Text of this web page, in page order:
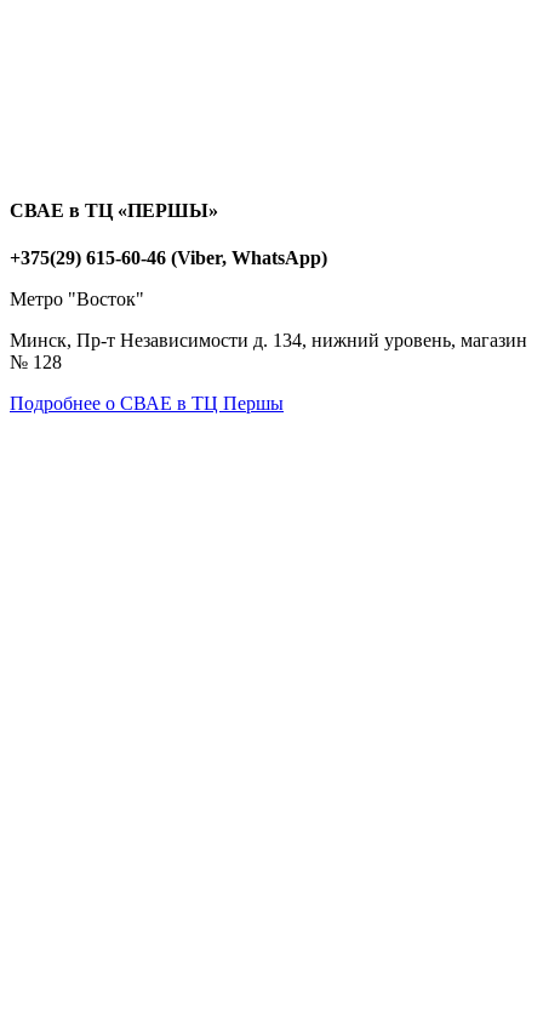
СВАЕ в ТЦ «ПЕРШЫ»
+375(29) 615-60-46 (Viber, WhatsApp)
Метро "Восток"
Минск, Пр-т Независимости д. 134, нижний уровень, магазин
№ 128
Подробнее о СВАЕ в ТЦ Першы